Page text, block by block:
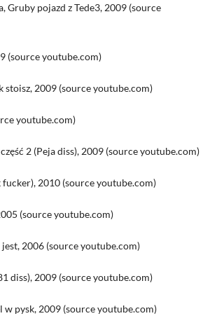
Gruby pojazd z Tede3, 2009 (source
(source youtube.com)
stoisz, 2009 (source youtube.com)
youtube.com)
2 (Peja diss), 2009 (source youtube.com)
fucker), 2010 (source youtube.com)
(source youtube.com)
jest, 2006 (source youtube.com)
diss), 2009 (source youtube.com)
w pysk, 2009 (source youtube.com)